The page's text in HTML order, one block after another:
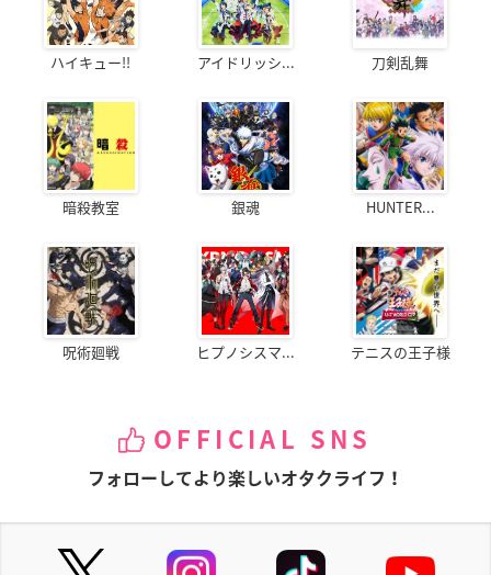
ハイキュー!! アイドリッシ... 刀剣乱舞
暗殺教室 銀魂 HUNTER...
呪術廻戦 ヒプノシスマ... テニスの王子様
OFFICIAL SNS
フォローしてより楽しいオタクライフ！